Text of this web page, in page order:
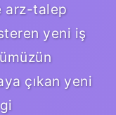
arz-talep
yeni iş
çıkan yeni